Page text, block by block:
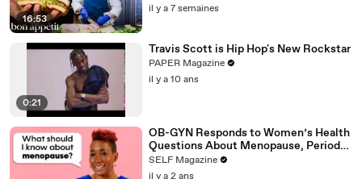
16:53
il y a 7 semaines
0:21
Travis Scott is Hip Hop's New Rockstar
PAPER Magazine
il y a 10 ans
OB-GYN Responds to Women’s Health
Questions About Menopause, Periods
& More
SELF Magazine